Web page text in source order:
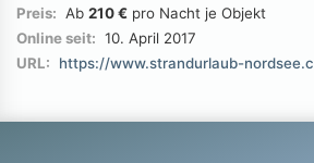
Preis: Ab 210 € pro Nacht je Objekt
Online seit: 10. April 2017
URL:
https://www.strandurlaub-